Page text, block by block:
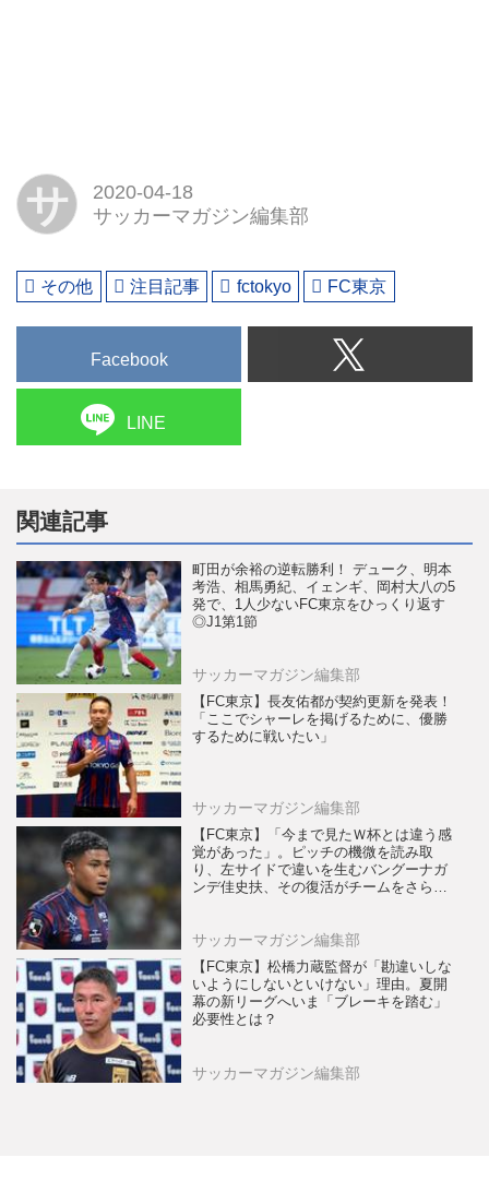
サ
2020-04-18
サッカーマガジン編集部
その他 注目記事 fctokyo FC東京
Facebook
LINE
関連記事
町田が余裕の逆転勝利！ デューク、明本
考浩、相馬勇紀、イェンギ、岡村大八の5
発で、1人少ないFC東京をひっくり返す
◎J1第1節
サッカーマガジン編集部
【FC東京】長友佑都が契約更新を発表！
「ここでシャーレを掲げるために、優勝
するために戦いたい」
サッカーマガジン編集部
【FC東京】「今まで見たＷ杯とは違う感
覚があった」。ピッチの機微を読み取
り、左サイドで違いを生むバングーナガ
ンデ佳史扶、その復活がチームをさらに
サッカーマガジン編集部
【FC東京】松橋力蔵監督が「勘違いしな
いようにしないといけない」理由。夏開
幕の新リーグへいま「ブレーキを踏む」
必要性とは？
サッカーマガジン編集部